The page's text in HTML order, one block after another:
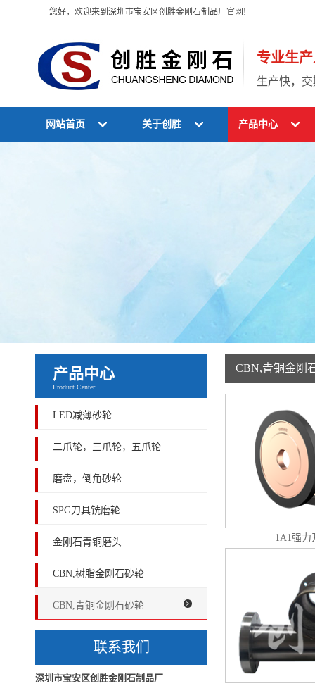
您好，欢迎来到深圳市宝安区创胜金刚石制品厂官网!
专业生
生产快，
网站首页 关于创胜 产品中心
产品中心
Product Center
LED减薄砂轮
二爪轮，三爪轮，五爪轮
磨盘，倒角砂轮
SPG刀具铣磨轮
金刚石青铜磨头
CBN,树脂金刚石砂轮
CBN,青铜金刚石砂轮
联系我们
深圳市宝安区创胜金刚石制品厂
CBN,青铜金刚
1A1强力